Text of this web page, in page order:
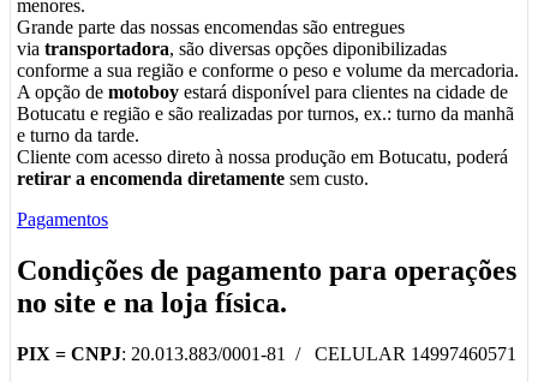
menores.
Grande parte das nossas encomendas são entregues
via transportadora, são diversas opções diponibilizadas
conforme a sua região e conforme o peso e volume da mercadoria.
A opção de motoboy estará disponível para clientes na cidade de
Botucatu e região e são realizadas por turnos, ex.: turno da manhã
e turno da tarde.
Cliente com acesso direto à nossa produção em Botucatu, poderá
retirar a encomenda diretamente sem custo.
Pagamentos
Condições de pagamento para operações
no site e na loja física.
PIX = CNPJ: 20.013.883/0001-81 / CELULAR 14997460571